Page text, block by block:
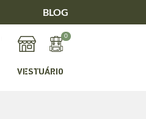
BLOG
0
VESTUÁRIO